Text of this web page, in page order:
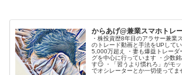
からあげ@兼業スマホトレ
・株投資歴8年目のアラサー兼業
のトレード動画と手法をUPして
5,000万超え ・妻も爆益トレーダ
グを中心に行っています ・少数
す😏 ・「習うより慣れろ」がモ
でオシレーターとか一切使ってま